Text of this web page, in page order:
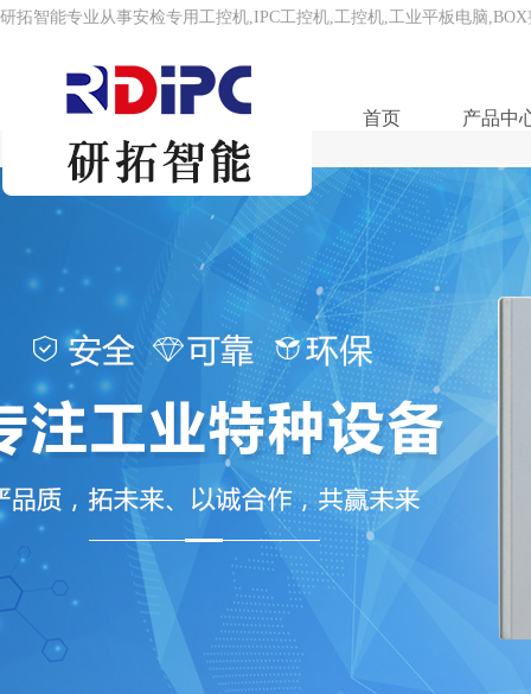
研拓智能专业从事安检专用工控机,IPC工控机,工控机,工业平板电脑
首页 产品中